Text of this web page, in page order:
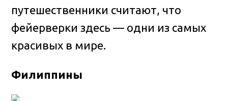
путешественники считают, что
фейерверки здесь — одни из самых
красивых в мире.
Филиппины